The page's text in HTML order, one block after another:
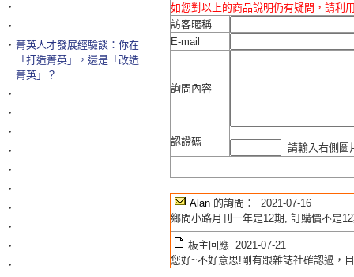
如您對以上的商品說明仍有疑問，請利
訪客暱稱
E-mail
詢問內容
認證碼
請輸入右側
Alan 的詢問： 2021-07-16
鄉間小路月刊一年是12期, 訂購價不是
板主回應 2021-07-21
您好~不好意思!剛有跟雜誌社確認過，
‧
‧
‧ 菁英人才發展經驗談：你在
「打造菁英」，還是「改造
菁英」？
‧
‧
‧
‧
‧
‧
‧
‧
‧
‧